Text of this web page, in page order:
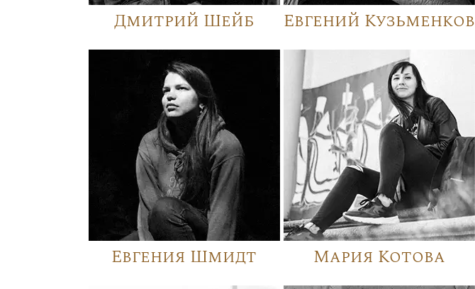
Дмитрий Шейб Евгений Кузьменков
Евгения Шмидт Мария Котова